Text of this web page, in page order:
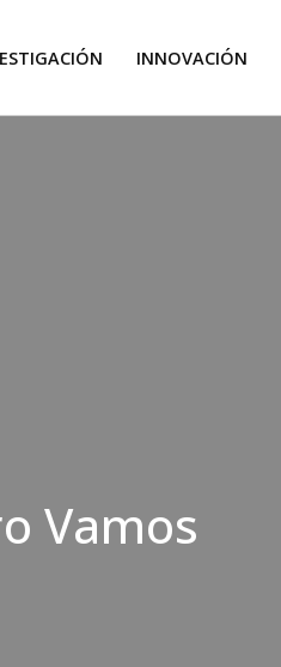
INNOVACIÓN
Vamos